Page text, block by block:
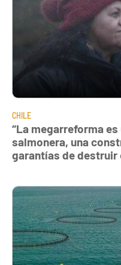
CHILE
“La megarreforma
salmonera, una
garantías de destruir